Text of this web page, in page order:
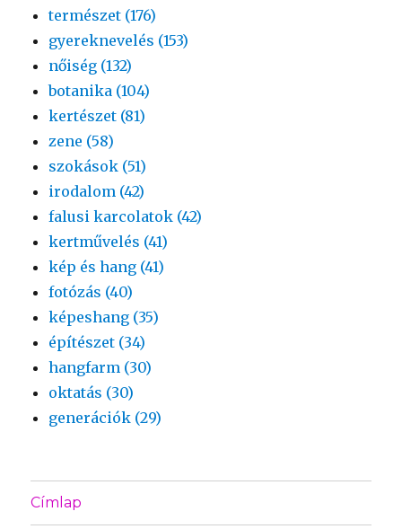
természet (176)
gyereknevelés (153)
nőiség (132)
botanika (104)
kertészet (81)
zene (58)
szokások (51)
irodalom (42)
falusi karcolatok (42)
kertművelés (41)
kép és hang (41)
fotózás (40)
képeshang (35)
építészet (34)
hangfarm (30)
oktatás (30)
generációk (29)
Címlap